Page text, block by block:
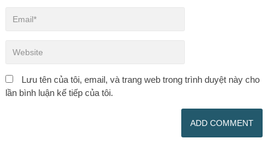
Lưu tên của tôi, email, và trang web trong trình duyệt này cho
lần bình luận kế tiếp của tôi.